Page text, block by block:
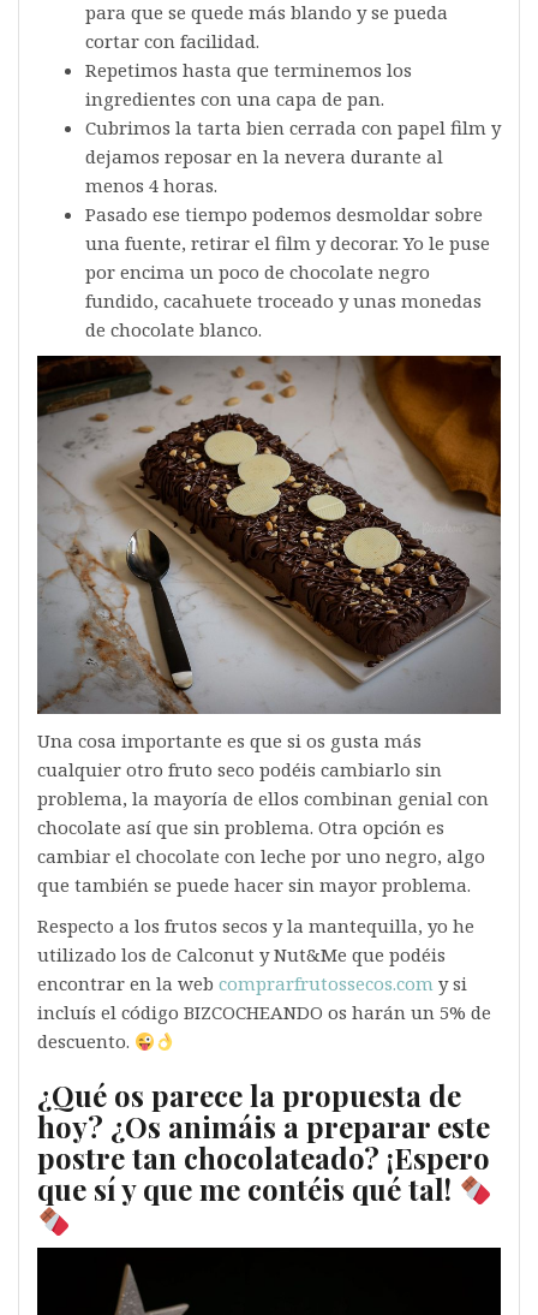
para que se quede más blando y se pueda
cortar con facilidad.
Repetimos hasta que terminemos los
ingredientes con una capa de pan.
Cubrimos la tarta bien cerrada con papel film y
dejamos reposar en la nevera durante al
menos 4 horas.
Pasado ese tiempo podemos desmoldar sobre
una fuente, retirar el film y decorar. Yo le puse
por encima un poco de chocolate negro
fundido, cacahuete troceado y unas monedas
de chocolate blanco.
Una cosa importante es que si os gusta más
cualquier otro fruto seco podéis cambiarlo sin
problema, la mayoría de ellos combinan genial con
chocolate así que sin problema. Otra opción es
cambiar el chocolate con leche por uno negro, algo
que también se puede hacer sin mayor problema.
Respecto a los frutos secos y la mantequilla, yo he
utilizado los de Calconut y Nut&Me que podéis
encontrar en la web comprarfrutossecos.com y si
incluís el código BIZCOCHEANDO os harán un 5% de
descuento.
¿Qué os parece la propuesta de
hoy? ¿Os animáis a preparar este
postre tan chocolateado? ¡Espero
que sí y que me contéis qué tal!